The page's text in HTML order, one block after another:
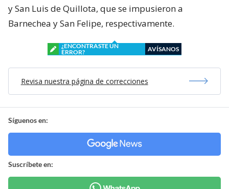
y San Luis de Quillota, que se impusieron a
Barnechea y San Felipe, respectivamente.
¿ENCONTRASTE UN
ERROR?
AVÍSANOS
Revisa nuestra página de correcciones
Síguenos en:
Suscríbete en: